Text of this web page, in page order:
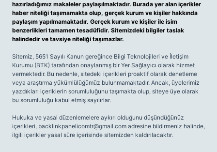
hazırladığımız makaleler paylaşılmaktadır. Burada yer alan içerikler
haber niteliği taşımamakta olup, gerçek kurum ve kişiler hakkında
paylaşım yapılmamaktadır. Gerçek kurum ve kişiler ile isim
benzerlikleri tamamen tesadüfidir. Sitemizdeki bilgiler taslak
halindedir ve tavsiye niteliği taşımazlar.
Sitemiz, 5651 Sayılı Kanun gereğince Bilgi Teknolojileri ve İletişim
Kurumu (BTK) tarafından onaylanmış bir Yer Sağlayıcı olarak hizmet
vermektedir. Bu nedenle, sitedeki içerikleri proaktif olarak denetleme
veya araştırma yükümlülüğümüz bulunmamaktadır. Ancak, üyelerimiz
yazdıkları içeriklerin sorumluluğunu taşımakta olup, siteye üye olarak
bu sorumluluğu kabul etmiş sayılırlar.
Hukuka ve yasal düzenlemelere aykırı olduğunu düşündüğünüz
içerikleri, backlinkpanelicomtr@gmail.com adresine bildirmeniz halinde,
ilgili içerikler yasal süre içerisinde sitemizden kaldırılacaktır.